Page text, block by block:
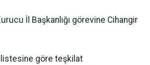
İl Başkanlığı görevine Cihangir
listesine göre teşkilat